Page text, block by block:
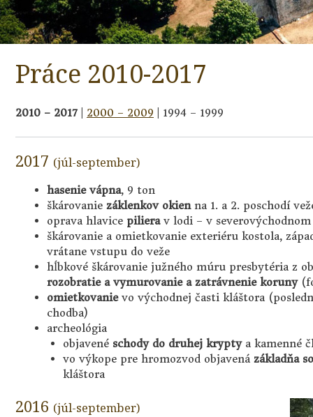
Práce 2010-2017
2010 – 2017 2000 – 2009 | 1994 – 1999
2017 (júl-september)
hasenie vápna, 9 ton
škárovanie záklenkov okienna 1. a 2. poschodí
oprava hlavice pilierav lodi – v
škárovanie a omietkovanie exteriéru kostola,
vrátane vstupu do veže
hĺbkové škárovanie južného múru presbytéria z
rozobratie a vymurovanie a zatrávnenie koruny
omietkovanievo východnej časti kláštora
chodba)
archeológia
objavené schody do druhej kryptya kamenné
vo výkope pre hromozvod objavená základňa
kláštora
2016 (júl-september)